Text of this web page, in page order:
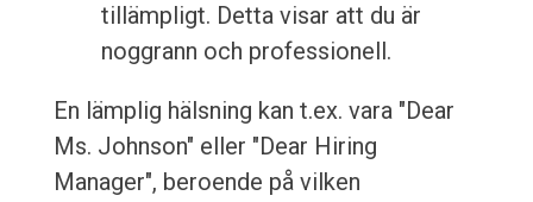
tillämpligt. Detta visar att du är
noggrann och professionell.
En lämplig hälsning kan t.ex. vara "Dear
Ms. Johnson" eller "Dear Hiring
Manager", beroende på vilken